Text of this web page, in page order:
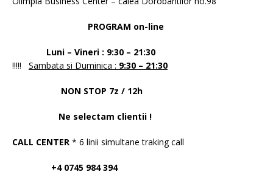
PROGRAM on-line
Luni – Vineri : 9:30 – 21:30
!!!!! Sambata si Duminica : 9:30 – 21:30
NON STOP 7z / 12h
Ne selectam clientii !
CALL CENTER * 6 linii simultane traking call
+4 0745 984 394